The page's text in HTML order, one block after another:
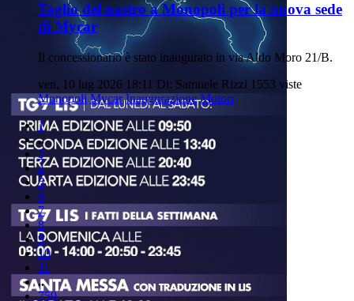
Taglio del nastro a Monopoli per la nuova sede
di Mycar
Il concessionario è stato inaugurato in via Aldo Moro 21/B.
ven, 10 lug 2026 18:11 Di: Samuele Rizzi 1553 viste
Monopoli Mycar Inaugurazione Motori
1
..
3
4
5
6
7
8
9
10
11
..
759